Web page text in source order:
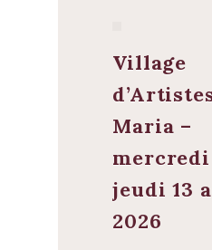
Village
Maria –
mercredi
jeudi 13
2026